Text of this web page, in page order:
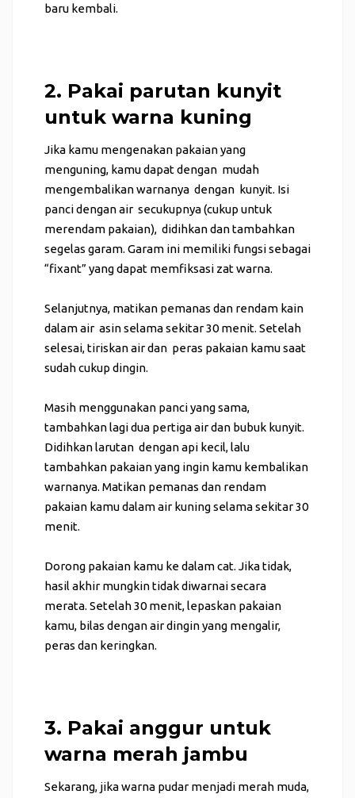
baru kembali.
2. Pakai parutan kunyit
untuk warna kuning
Jika kamu mengenakan pakaian yang
menguning, kamu dapat dengan mudah
mengembalikan warnanya dengan kunyit. Isi
panci dengan air secukupnya (cukup untuk
merendam pakaian), didihkan dan tambahkan
segelas garam. Garam ini memiliki fungsi sebagai
“fixant” yang dapat memfiksasi zat warna.
Selanjutnya, matikan pemanas dan rendam kain
dalam air asin selama sekitar 30 menit. Setelah
selesai, tiriskan air dan peras pakaian kamu saat
sudah cukup dingin.
Masih menggunakan panci yang sama,
tambahkan lagi dua pertiga air dan bubuk kunyit.
Didihkan larutan dengan api kecil, lalu
tambahkan pakaian yang ingin kamu kembalikan
warnanya. Matikan pemanas dan rendam
pakaian kamu dalam air kuning selama sekitar 30
menit.
Dorong pakaian kamu ke dalam cat. Jika tidak,
hasil akhir mungkin tidak diwarnai secara
merata. Setelah 30 menit, lepaskan pakaian
kamu, bilas dengan air dingin yang mengalir,
peras dan keringkan.
3. Pakai anggur untuk
warna merah jambu
Sekarang, jika warna pudar menjadi merah muda,